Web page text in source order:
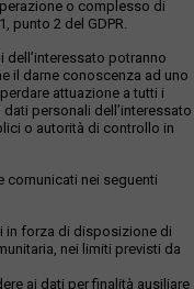
o complesso di
punto 2 del GDPR.
dell’interessato potranno
il darne conoscenza ad uno
attuazione a tutti i
personali dell’interessato
o autorità di controllo in
comunicati nei seguenti
in forza di disposizione di
nei limiti previsti da
ai dati per finalità ausiliare